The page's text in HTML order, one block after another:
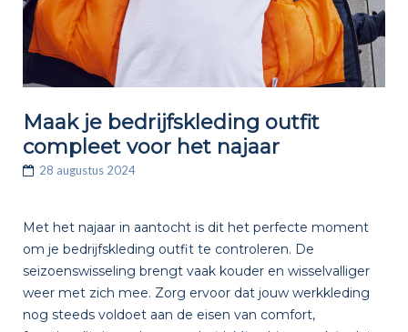
Maak je bedrijfskleding outfit
compleet voor het najaar
28 augustus 2024
Met het najaar in aantocht is dit het perfecte moment
om je bedrijfskleding outfit te controleren. De
seizoenswisseling brengt vaak kouder en wisselvalliger
weer met zich mee. Zorg ervoor dat jouw werkkleding
nog steeds voldoet aan de eisen van comfort,